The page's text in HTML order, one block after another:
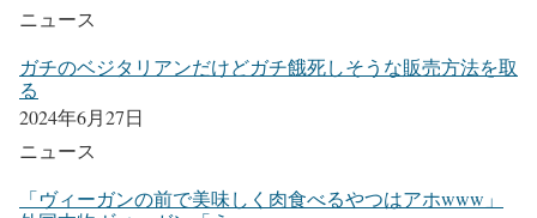
ニュース
ガチのベジタリアンだけどガチ餓死しそうな販売方法を取
る
2024年6月27日
ニュース
「ヴィーガンの前で美味しく肉食べるやつはアホwww」